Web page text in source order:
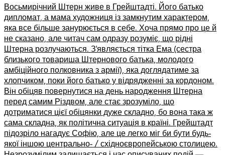
Восьмирічний Штерн живе в Грейштадті. Його батько
дипломат, а мама художниця із замкнутим характером,
яка все більше занурюється в себе. Хоча прямо про це й
не сказано, але читач сам одразу розуміє, що рідні
Штерна розлучаються. З’являється тітка Ема (сестра
близького товариша Штернового батька, молодого
амбіційного полковника з армії), яка доглядатиме за
хлопчиком, поки його батько у відрядженні за кордоном.
Він обіцяв повернутися на день народження Штерна
перед самим Різдвом, але стає зрозуміло, що
дотриматися цієї обіцянки дуже складно, бо вона така ж
сама складна, як політична ситуація в країні. Грейштадт
підозріло нагадує Софію, але це легко міг би бути будь-
якої іншою центрально- / східноєвропейською столицею.